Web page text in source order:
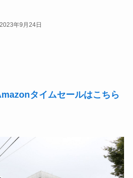
2023年9月24日
タイムセールはこちら